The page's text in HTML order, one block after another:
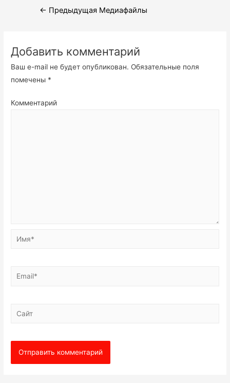
Навигация
← Предыдущая Медиафайлы
Добавить комментарий
Ваш e-mail не будет опубликован. Обязательные поля
помечены *
Комментарий
Имя*
Email*
Сайт